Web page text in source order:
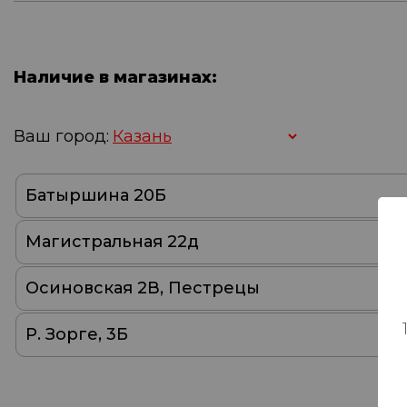
Наличие в магазинах:
Ваш город:
Батыршина 20Б
Магистральная 22д
Осиновская 2В, Пестрецы
Р. Зорге, 3Б